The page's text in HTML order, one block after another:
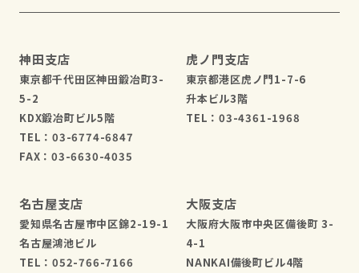
神田支店
東京都千代田区神田鍛冶町3-
5-2
KDX鍛冶町ビル5階
TEL：03-6774-6847
FAX：03-6630-4035
虎ノ門支店
東京都港区虎ノ門1-7-6
升本ビル3階
TEL：03-4361-1968
名古屋支店
愛知県名古屋市中区錦2-19-1
名古屋鴻池ビル
TEL：052-766-7166
大阪支店
大阪府大阪市中央区備後町 3-
4-1
NANKAI備後町ビル4階